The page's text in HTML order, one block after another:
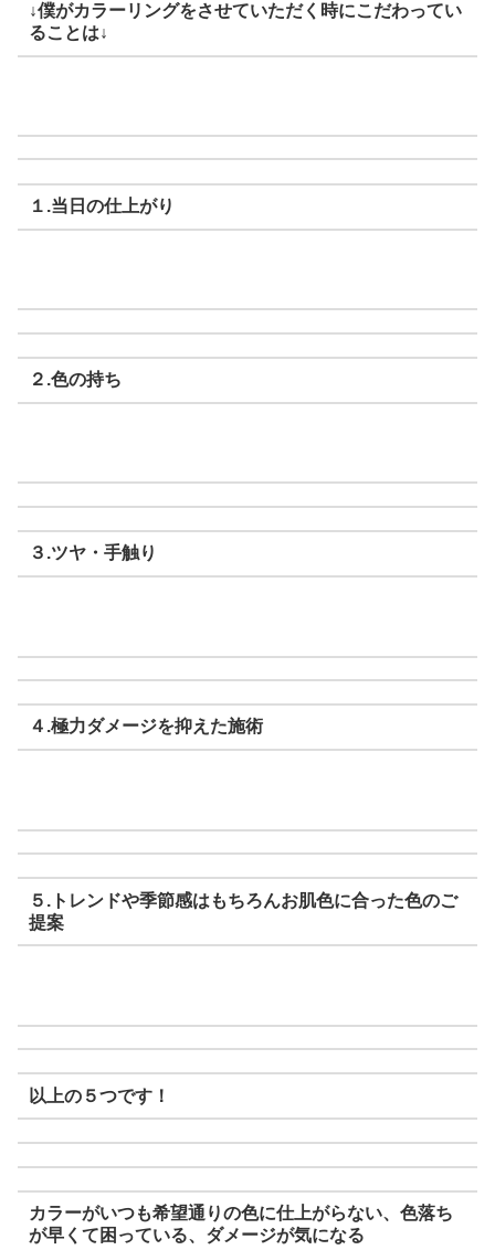
↓僕がカラーリングをさせていただく時にこだわってい
ることは↓
１.当日の仕上がり
２.色の持ち
３.ツヤ・手触り
４.極力ダメージを抑えた施術
５.トレンドや季節感はもちろんお肌色に合った色のご
提案
以上の５つです！
カラーがいつも希望通りの色に仕上がらない、色落ち
が早くて困っている、ダメージが気になる